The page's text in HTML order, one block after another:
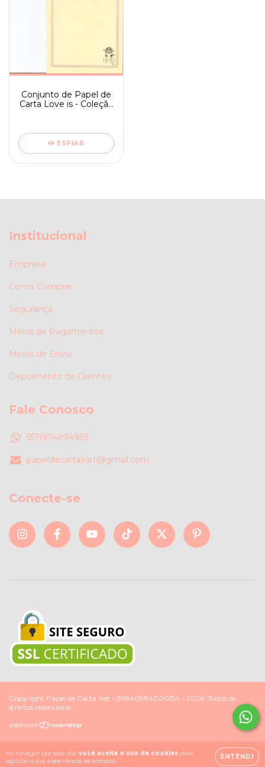
Ao navegar por este site você aceita o uso de cookies para
agilizar a sua experiência de compra.
ENTENDI
Conjunto de Papel de
Carta Love is - Coleção
ESPIAR
Institucional
Empresa
Como Comprar
Segurança
Meios de Pagamentos
Meios de Envio
Depoimento de Clientes
Fale Conosco
5511974894959
papeldecarta.net@gmail.com
Conecte-se
Copyright Papel de Carta Net - 39840984000154 - 2026. Todos os
direitos reservados.